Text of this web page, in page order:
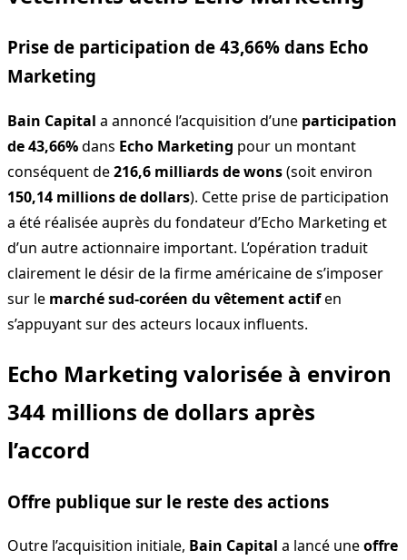
Prise de participation de 43,66% dans Echo
Marketing
Bain Capital a annoncé l’acquisition d’une participation
de 43,66%dans Echo Marketing pour un montant
conséquent de216,6 milliards de wons(soit environ
150,14 millions de dollars). Cette prise de participation
a été réalisée auprès du fondateur d’Echo Marketing et
d’un autre actionnaire important. L’opération traduit
clairement le désir de la firme américaine de s’imposer
sur le marché sud-coréen du vêtement actifen
s’appuyant sur des acteurs locaux influents.
Echo Marketing valorisée à environ
344 millions de dollars après
l’accord
Offre publique sur le reste des actions
Outre l’acquisition initiale, Bain Capital a lancé uneoffre